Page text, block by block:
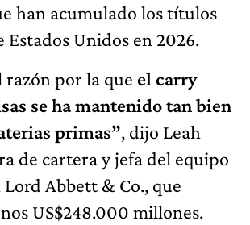
han acumulado los títulos
Estados Unidos en 2026.
razón por la que el carry
se ha mantenido tan bien
primas”, dijo Leah
de cartera y jefa del equipo
Lord Abbett & Co., que
US$248.000 millones.